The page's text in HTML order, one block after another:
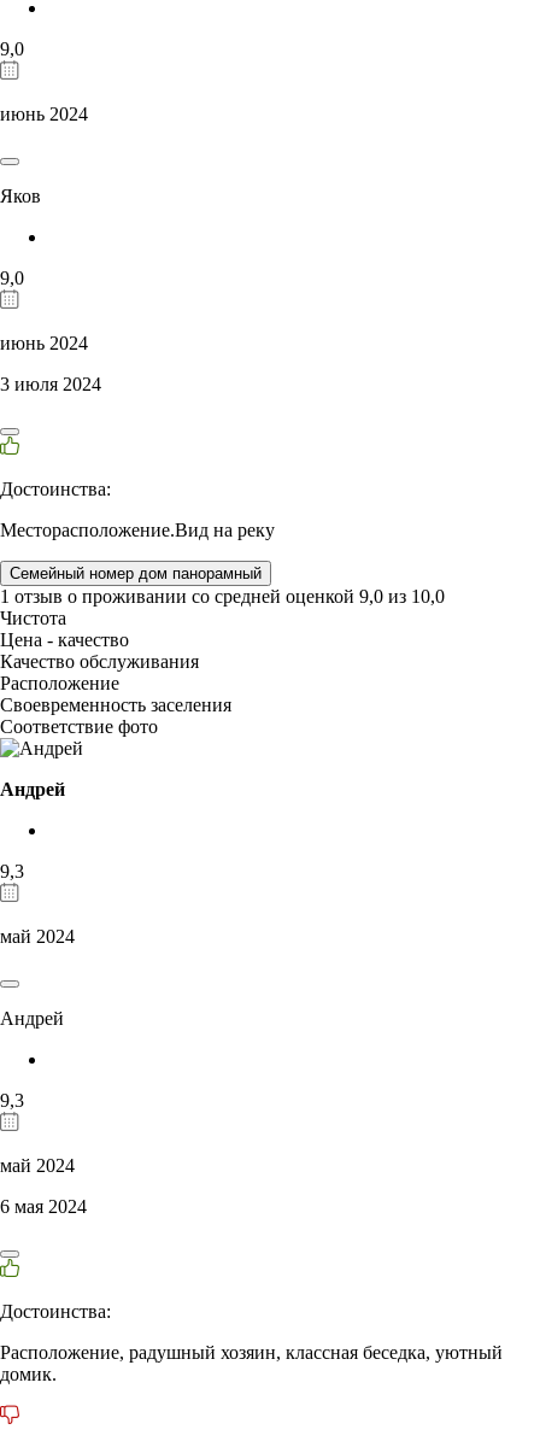
9,0
июнь 2024
Яков
9,0
июнь 2024
3 июля 2024
Достоинства:
Месторасположение.Вид на реку
Семейный номер дом панорамный
1 отзыв о проживании со средней оценкой 9,0 из 10,0
Чистота
Цена - качество
Качество обслуживания
Расположение
Своевременность заселения
Соответствие фото
Андрей
9,3
май 2024
Андрей
9,3
май 2024
6 мая 2024
Достоинства:
Расположение, радушный хозяин, классная беседка, уютный
домик.